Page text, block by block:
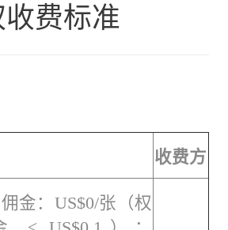
费标准
收费方
金：US$0/张（权